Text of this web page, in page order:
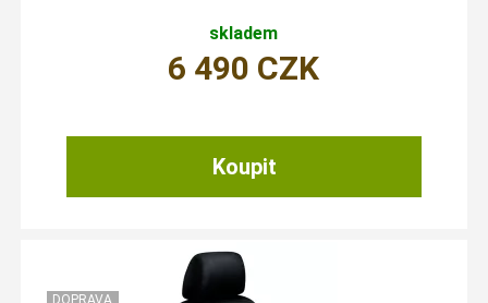
skladem
6 490 CZK